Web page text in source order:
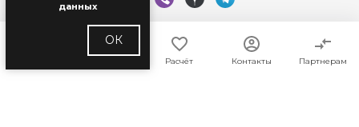
Расчёт Контакты Партнерам
данных
ОК